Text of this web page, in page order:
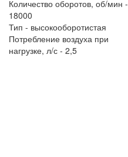
Количество оборотов, об/мин -
18000
Тип - высокооборотистая
Потребление воздуха при
нагрузке, л/с - 2,5